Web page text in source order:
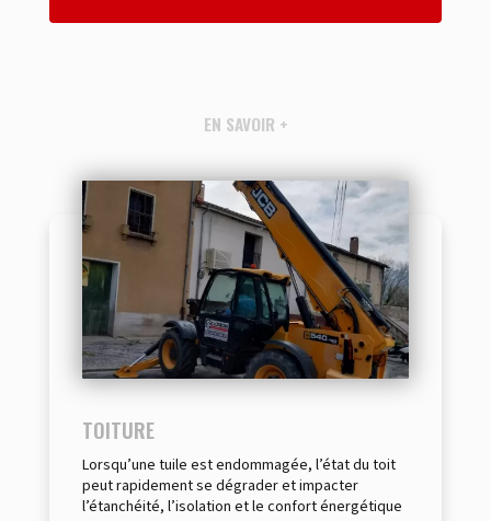
EN SAVOIR +
TOITURE
Lorsqu’une tuile est endommagée, l’état du toit
peut rapidement se dégrader et impacter
l’étanchéité, l’isolation et le confort énergétique